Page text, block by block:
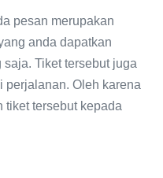
pesan merupakan
anda dapatkan
Tiket tersebut juga
perjalanan. Oleh karena
tiket tersebut kepada